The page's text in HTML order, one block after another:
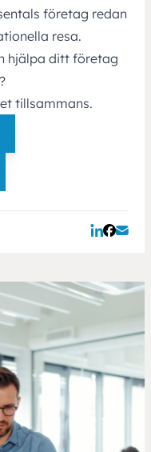
företag redan
resa.
hjälpa ditt företag
tillsammans.